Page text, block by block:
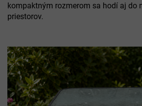
kompaktným rozmerom sa hodí aj do
priestorov.